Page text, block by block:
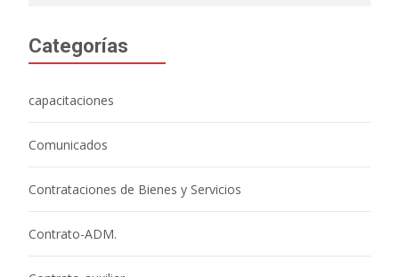
Categorías
capacitaciones
Comunicados
Contrataciones de Bienes y Servicios
Contrato-ADM.